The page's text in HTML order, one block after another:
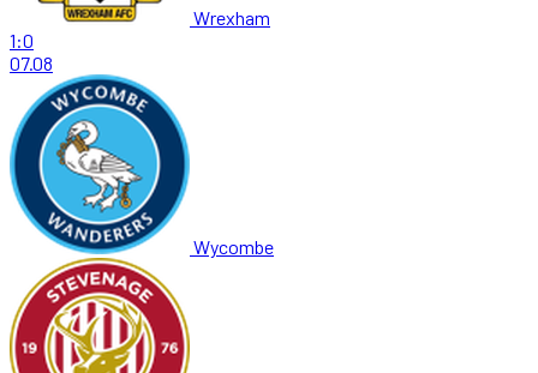
Wrexham
1:0
07.08
Wycombe